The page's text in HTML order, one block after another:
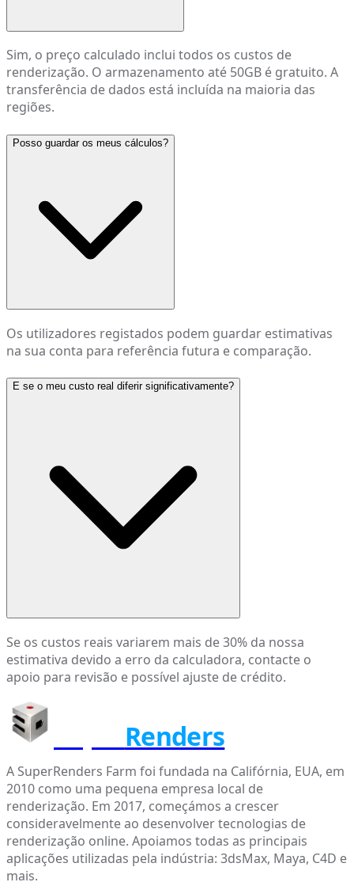
Sim, o preço calculado inclui todos os custos de
renderização. O armazenamento até 50GB é gratuito. A
transferência de dados está incluída na maioria das
regiões.
Posso guardar os meus cálculos?
Os utilizadores registados podem guardar estimativas
na sua conta para referência futura e comparação.
E se o meu custo real diferir significativamente?
Se os custos reais variarem mais de 30% da nossa
estimativa devido a erro da calculadora, contacte o
apoio para revisão e possível ajuste de crédito.
Renders
A SuperRenders Farm foi fundada na Califórnia, EUA, em
2010 como uma pequena empresa local de
renderização. Em 2017, começámos a crescer
consideravelmente ao desenvolver tecnologias de
renderização online. Apoiamos todas as principais
aplicações utilizadas pela indústria: 3dsMax, Maya, C4D e
mais.